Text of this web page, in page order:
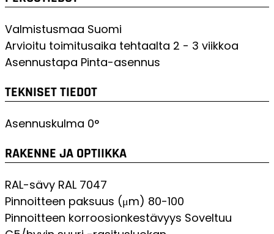
Valmistusmaa Suomi
Arvioitu toimitusaika tehtaalta 2 - 3 viikkoa
Asennustapa Pinta-asennus
TEKNISET TIEDOT
Asennuskulma 0°
RAKENNE JA OPTIIKKA
RAL-sävy RAL 7047
Pinnoitteen paksuus (μm) 80-100
Pinnoitteen korroosionkestävyys Soveltuu